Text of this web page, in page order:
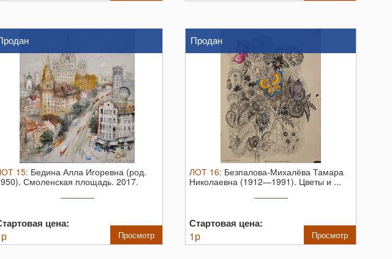
15: Бедина Алла Игоревна (род.
Смоленская площадь. 2017.
цена:
р Просмотр
Продан
ЛОТ 16: Безпалова-Михалёва Тамара
Николаевна (1912—1991). Цветы и ...
Стартовая цена:
1р Просмотр